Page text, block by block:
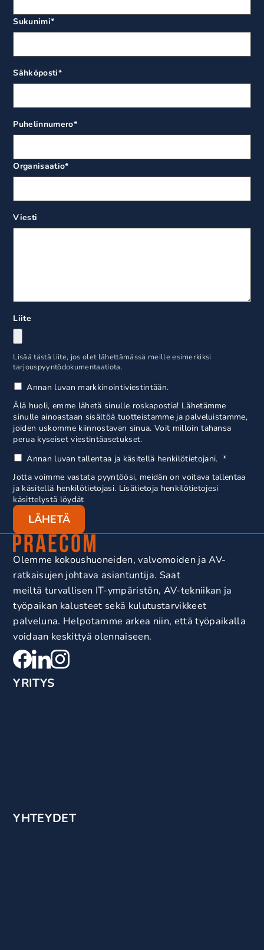
Sukunimi*
Sähköposti*
Puhelinnumero*
Organisaatio*
Viesti
Liite
Lisää tästä liite, jos olet lähettämässä meille esimerkiksi
tarjouspyyntödokumentaatiota.
Annan luvan markkinointiviestintään.
Älä huoli, emme lähetä sinulle roskapostia! Lähetämme
sinulle ainoastaan sisältöä tuotteistamme ja palveluistamme,
joiden uskomme kiinnostavan sinua. Voit milloin tahansa
perua kyseiset viestintäasetukset.
Annan luvan tallentaa ja käsitellä henkilötietojani. *
Jotta voimme vastata pyyntöösi, meidän on voitava tallentaa
ja käsitellä henkilötietojasi. Lisätietoja henkilötietojesi
käsittelystä löydät
Olemme kokoushuoneiden, valvomoiden ja AV-
ratkaisujen johtava asiantuntija. Saat
meiltä turvallisen IT-ympäristön, AV-tekniikan ja
työpaikan kalusteet sekä kulutustarvikkeet
palveluna. Helpotamme arkea niin, että työpaikalla
voidaan keskittyä olennaiseen.
YRITYS
YHTEYDET